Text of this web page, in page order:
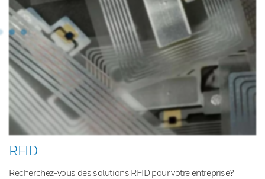
RFID
Recherchez-vous des solutions RFID pour votre entreprise?